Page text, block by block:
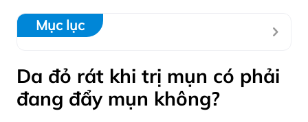
Mục lục
Da đỏ rát khi trị mụn có phải
đang đẩy mụn không?